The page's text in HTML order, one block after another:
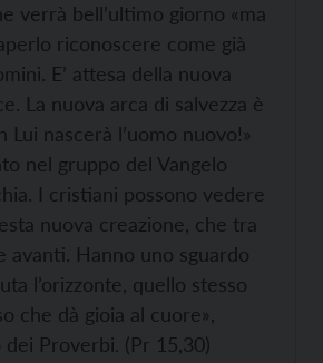
verrà bell’ultimo giorno «ma
riconoscere come già
E’ attesa della nuova
La nuova arca di salvezza è
Lui nascerà l’uomo nuovo!»
nel gruppo del Vangelo
I cristiani possono vedere
nuova creazione, che tra
avanti. Hanno uno sguardo
l’orizzonte, quello stesso
che dà gioia al cuore»,
Proverbi. (Pr 15,30)